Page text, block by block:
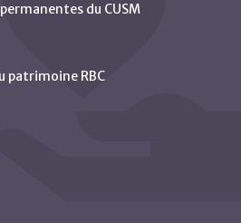
du CUSM
patrimoine RBC